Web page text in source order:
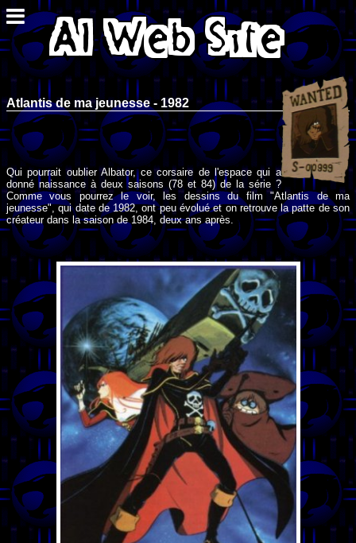
Atlantis de ma jeunesse - 1982
Qui pourrait oublier Albator, ce corsaire de l'espace qui a
donné naissance à deux saisons (78 et 84) de la série ?
Comme vous pourrez le voir, les dessins du film "Atlantis de ma
jeunesse", qui date de 1982, ont peu évolué et on retrouve la patte de son
créateur dans la saison de 1984, deux ans après.